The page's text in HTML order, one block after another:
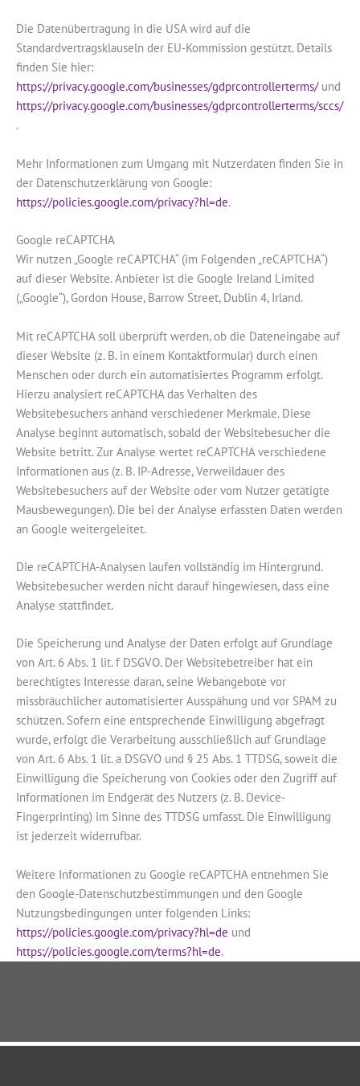
Die Datenübertragung in die USA wird auf die
Standardvertragsklauseln der EU-Kommission gestützt. Details
finden Sie hier:
https://privacy.google.com/businesses/gdprcontrollerterms/und
https://privacy.google.com/businesses/gdprcontrollerterms/sccs/
.
Mehr Informationen zum Umgang mit Nutzerdaten finden Sie in
der Datenschutzerklärung von Google:
https://policies.google.com/privacy?hl=de.
Google reCAPTCHA
Wir nutzen „Google reCAPTCHA“ (im Folgenden „reCAPTCHA“)
auf dieser Website. Anbieter ist die Google Ireland Limited
(„Google“), Gordon House, Barrow Street, Dublin 4, Irland.
Mit reCAPTCHA soll überprüft werden, ob die Dateneingabe auf
dieser Website (z. B. in einem Kontaktformular) durch einen
Menschen oder durch ein automatisiertes Programm erfolgt.
Hierzu analysiert reCAPTCHA das Verhalten des
Websitebesuchers anhand verschiedener Merkmale. Diese
Analyse beginnt automatisch, sobald der Websitebesucher die
Website betritt. Zur Analyse wertet reCAPTCHA verschiedene
Informationen aus (z. B. IP-Adresse, Verweildauer des
Websitebesuchers auf der Website oder vom Nutzer getätigte
Mausbewegungen). Die bei der Analyse erfassten Daten werden
an Google weitergeleitet.
Die reCAPTCHA-Analysen laufen vollständig im Hintergrund.
Websitebesucher werden nicht darauf hingewiesen, dass eine
Analyse stattfindet.
Die Speicherung und Analyse der Daten erfolgt auf Grundlage
von Art. 6 Abs. 1 lit. f DSGVO. Der Websitebetreiber hat ein
berechtigtes Interesse daran, seine Webangebote vor
missbräuchlicher automatisierter Ausspähung und vor SPAM zu
schützen. Sofern eine entsprechende Einwilligung abgefragt
wurde, erfolgt die Verarbeitung ausschließlich auf Grundlage
von Art. 6 Abs. 1 lit. a DSGVO und § 25 Abs. 1 TTDSG, soweit die
Einwilligung die Speicherung von Cookies oder den Zugriff auf
Informationen im Endgerät des Nutzers (z. B. Device-
Fingerprinting) im Sinne des TTDSG umfasst. Die Einwilligung
ist jederzeit widerrufbar.
Weitere Informationen zu Google reCAPTCHA entnehmen Sie
den Google-Datenschutzbestimmungen und den Google
Nutzungsbedingungen unter folgenden Links:
https://policies.google.com/privacy?hl=de und
https://policies.google.com/terms?hl=de.